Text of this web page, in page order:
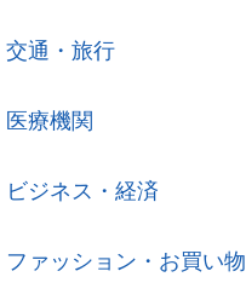
交通・旅行
医療機関
ビジネス・経済
ファッション・お買い物